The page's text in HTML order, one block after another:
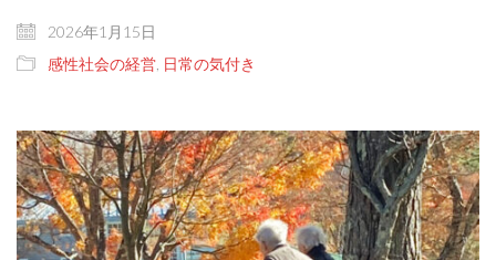
2026年1月15日
感性社会の経営 日常の気付き